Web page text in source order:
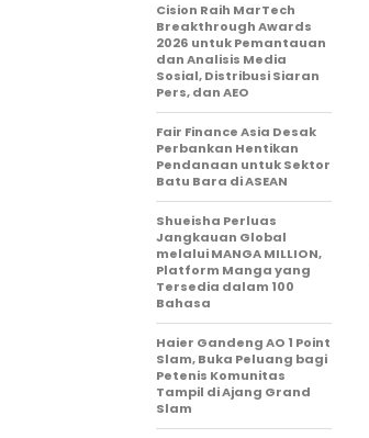
Cision Raih MarTech
Breakthrough Awards
2026 untuk Pemantauan
dan Analisis Media
Sosial, Distribusi Siaran
Pers, dan AEO
Fair Finance Asia Desak
Perbankan Hentikan
Pendanaan untuk Sektor
Batu Bara di ASEAN
Shueisha Perluas
Jangkauan Global
melalui MANGA MILLION,
Platform Manga yang
Tersedia dalam 100
Bahasa
Haier Gandeng AO 1 Point
Slam, Buka Peluang bagi
Petenis Komunitas
Tampil di Ajang Grand
Slam